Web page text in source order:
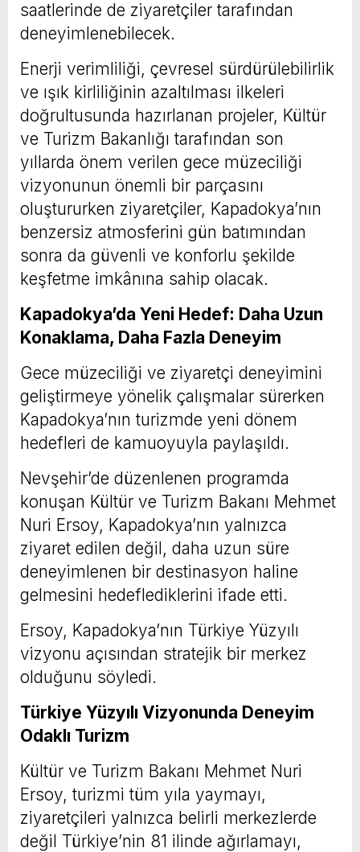
saatlerinde de ziyaretçiler tarafından
deneyimlenebilecek.
Enerji verimliliği, çevresel sürdürülebilirlik
ve ışık kirliliğinin azaltılması ilkeleri
doğrultusunda hazırlanan projeler, Kültür
ve Turizm Bakanlığı tarafından son
yıllarda önem verilen gece müzeciliği
vizyonunun önemli bir parçasını
oluştururken ziyaretçiler, Kapadokya’nın
benzersiz atmosferini gün batımından
sonra da güvenli ve konforlu şekilde
keşfetme imkânına sahip olacak.
Kapadokya’da Yeni Hedef: Daha Uzun
Konaklama, Daha Fazla Deneyim
Gece müzeciliği ve ziyaretçi deneyimini
geliştirmeye yönelik çalışmalar sürerken
Kapadokya’nın turizmde yeni dönem
hedefleri de kamuoyuyla paylaşıldı.
Nevşehir’de düzenlenen programda
konuşan Kültür ve Turizm Bakanı Mehmet
Nuri Ersoy, Kapadokya’nın yalnızca
ziyaret edilen değil, daha uzun süre
deneyimlenen bir destinasyon haline
gelmesini hedeflediklerini ifade etti.
Ersoy, Kapadokya’nın Türkiye Yüzyılı
vizyonu açısından stratejik bir merkez
olduğunu söyledi.
Türkiye Yüzyılı Vizyonunda Deneyim
Odaklı Turizm
Kültür ve Turizm Bakanı Mehmet Nuri
Ersoy, turizmi tüm yıla yaymayı,
ziyaretçileri yalnızca belirli merkezlerde
değil Türkiye’nin 81 ilinde ağırlamayı,